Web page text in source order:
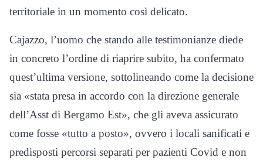
territoriale in un momento così delicato.
Cajazzo, l’uomo che stando alle testimonianze diede
in concreto l’ordine di riaprire subito, ha confermato
quest’ultima versione, sottolineando come la decisione
sia «stata presa in accordo con la direzione generale
dell’Asst di Bergamo Est», che gli aveva assicurato
come fosse «tutto a posto», ovvero i locali sanificati e
predisposti percorsi separati per pazienti Covid e non